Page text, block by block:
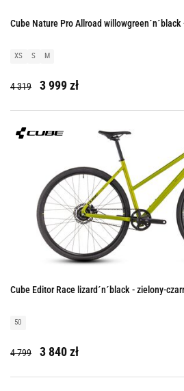
Cube Nature Pro Allroad
XS S M
4 319 3 999 zł
Cube Editor Race lizard´n´black - zielony-
50
4 799 3 840 zł